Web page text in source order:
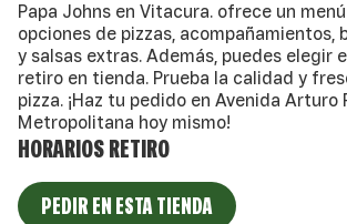
Papa Johns en Vitacura. ofrece un
opciones de pizzas, acompañamientos,
y salsas extras. Además, puedes elegir
retiro en tienda. Prueba la calidad y
pizza. ¡Haz tu pedido en Avenida Arturo
Metropolitana hoy mismo!
HORARIOS RETIRO
PEDIR EN ESTA TIENDA